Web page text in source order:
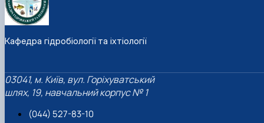
Кафедра гідробіології та іхтіології
03041, м. Київ, вул. Горіхуватський
шлях, 19, навчальний корпус № 1
(044) 527-83-10